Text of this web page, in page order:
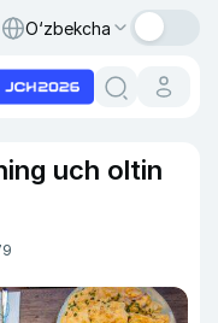
O‘zbekcha
uch oltin